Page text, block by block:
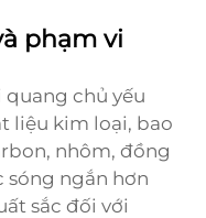
phạm vi
quang chủ yếu
liệu kim loại, bao
nhôm, đồng
sóng ngắn hơn
sắc đối với